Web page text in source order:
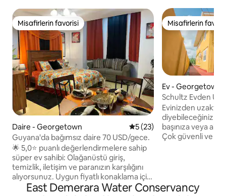
Misafirlerin favorisi
Misafirlerin favorisi
Daire - Georgetown 5 üzerinden ortalama 5
5 (23)
Guyana'da bağımsız daire 70 USD/gece.
🌟 5,0⭐ puanlı değerlendirmelere sahip
süper ev sahibi: Olağanüstü giriş,
temizlik, iletişim ve paranızın karşılığını
alıyorsunuz. Uygun fiyatlı konaklama için
hemen rezervasyon yapın. Aylık
Misafirlerin
Misafirlerin
Ev - Georgetown
Schultz Evden
Evinizden
diyebileceğiniz
başınıza veya
Çok güvenli ve
Olanaklar,
getirmek için
East Demerara Water Conservancy